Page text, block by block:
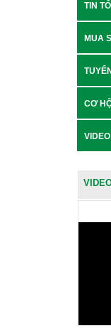
TIN
MUA
CƠ
VIDEO